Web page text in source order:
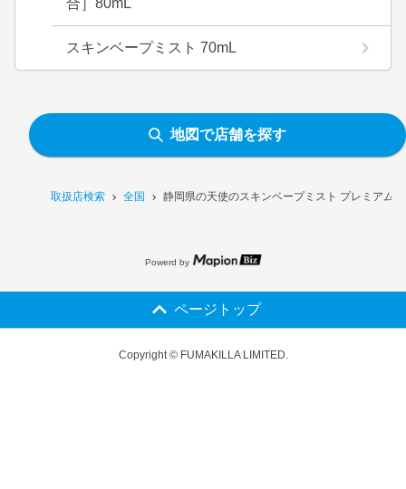
取扱店検索 全国 静岡県の天使のスキンベープミスト プレミアム
合］80mL
スキンベープミスト 70mL
地図で店舗を探す
Powerd by
ページトップ
Copyright © FUMAKILLA LIMITED.